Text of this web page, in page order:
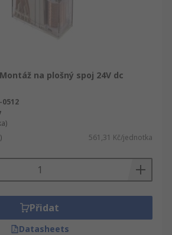
na plošný spoj 24V dc
0512
561,31 Kč/jednotka
Přidat
Datasheets